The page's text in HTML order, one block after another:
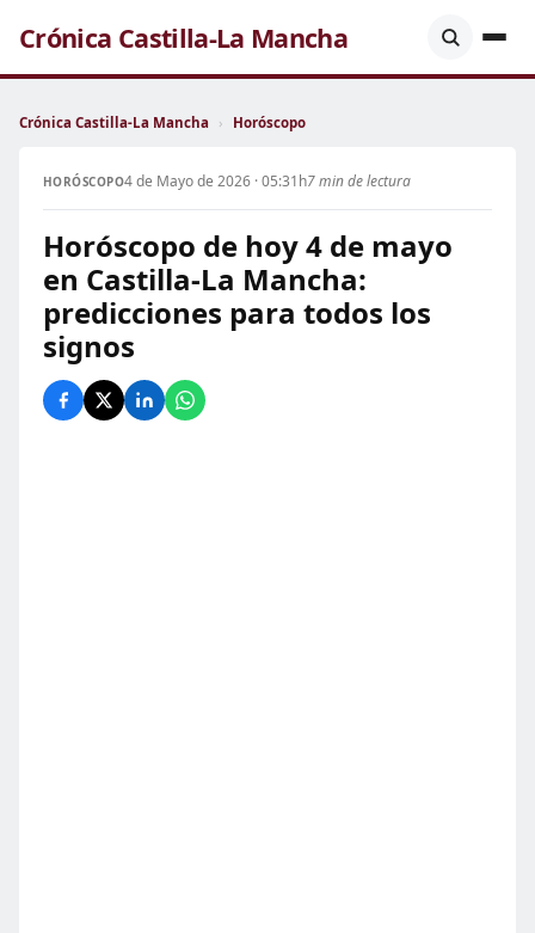
Crónica Castilla-La Mancha
Crónica Castilla-La Mancha › Horóscopo
HORÓSCOPO4 de Mayo de 2026 · 05:31h7 min de lectura
Horóscopo de hoy 4 de mayo
en Castilla-La Mancha:
predicciones para todos los
signos